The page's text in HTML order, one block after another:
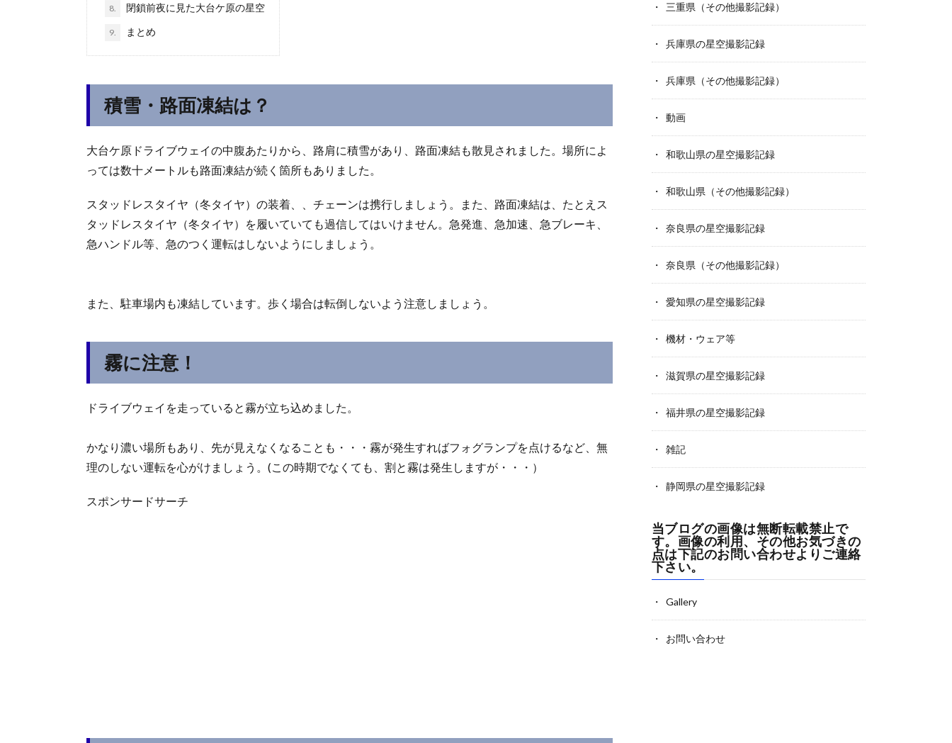
8. 閉鎖前夜に見た大台ケ原の星空
9. まとめ
積雪・路面凍結は？
大台ケ原ドライブウェイの中腹あたりから、路肩に積雪があり、路面凍結も散見されました。場所によ
っては数十メートルも路面凍結が続く箇所もありました。
スタッドレスタイヤ（冬タイヤ）の装着、、チェーンは携行しましょう。また、路面凍結は、たとえス
タッドレスタイヤ（冬タイヤ）を履いていても過信してはいけません。急発進、急加速、急ブレーキ、
急ハンドル等、急のつく運転はしないようにしましょう。
また、駐車場内も凍結しています。歩く場合は転倒しないよう注意しましょう。
霧に注意！
ドライブウェイを走っていると霧が立ち込めました。
かなり濃い場所もあり、先が見えなくなることも・・・霧が発生すればフォグランプを点けるなど、無
理のしない運転を心がけましょう。(この時期でなくても、割と霧は発生しますが・・・）
スポンサードサーチ
三重県（その他撮影記録）
兵庫県の星空撮影記録
兵庫県（その他撮影記録）
動画
和歌山県の星空撮影記録
和歌山県（その他撮影記録）
奈良県の星空撮影記録
奈良県（その他撮影記録）
愛知県の星空撮影記録
機材・ウェア等
滋賀県の星空撮影記録
福井県の星空撮影記録
雑記
静岡県の星空撮影記録
当ブログの画像は無断転載禁止で
す。画像の利用、その他お気づきの
点は下記のお問い合わせよりご連絡
下さい。
Gallery
お問い合わせ